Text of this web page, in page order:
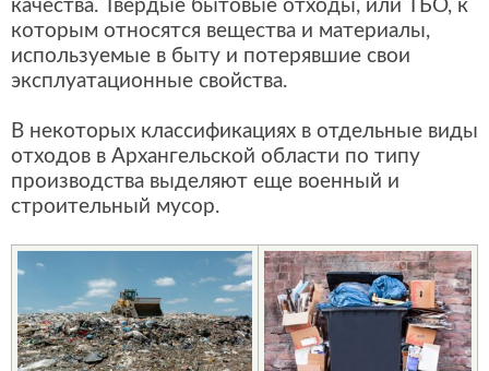
качества. Твердые бытовые отходы, или ТБО, к
которым относятся вещества и материалы,
используемые в быту и потерявшие свои
эксплуатационные свойства.
В некоторых классификациях в отдельные виды
отходов в Архангельской области по типу
производства выделяют еще военный и
строительный мусор.